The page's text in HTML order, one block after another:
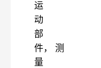
运
动
部
件，
测
量